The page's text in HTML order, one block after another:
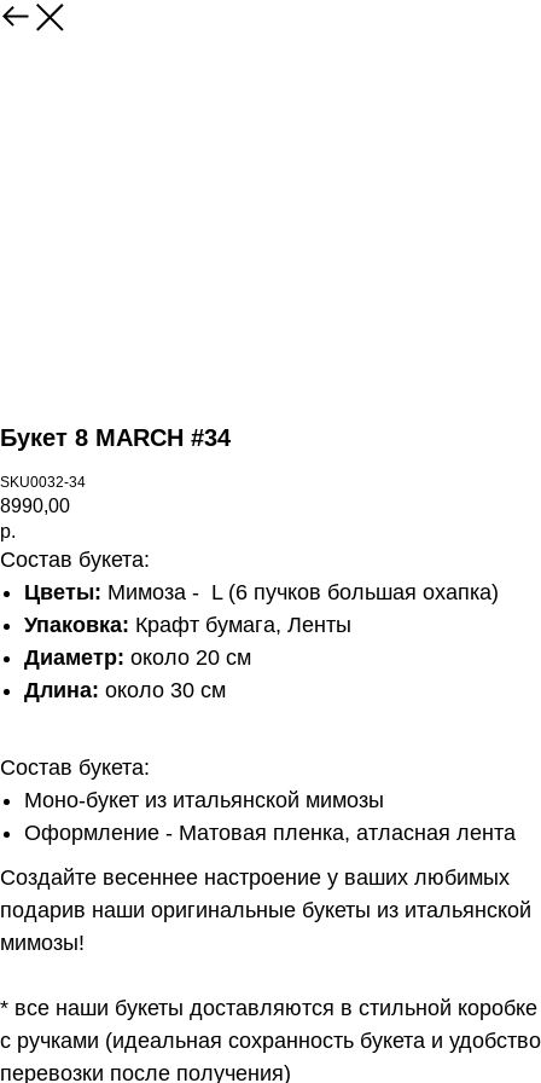
Назад
Букет 8 MARCH #34
SKU0032-34
8990,00
р.
Состав букета:
Цветы: Мимоза - L (6 пучков большая охапка)
Упаковка: Крафт бумага, Ленты
Диаметр: около 20 см
Длина: около 30 см
Состав букета:
Моно-букет из итальянской мимозы
Оформление - Матовая пленка, атласная лента
Создайте весеннее настроение у ваших любимых
подарив наши оригинальные букеты из итальянской
мимозы!
* все наши букеты доставляются в стильной коробке
с ручками (идеальная сохранность букета и удобство
перевозки после получения)